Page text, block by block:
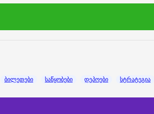
ბილეთები საწყობები დეპოები სტრატეგია